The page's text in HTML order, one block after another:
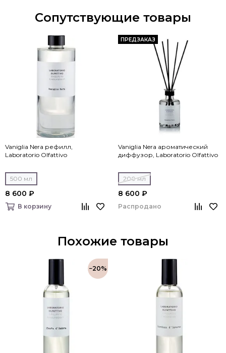
Сопутствующие товары
Vaniglia Nera рефилл,
Laboratorio Olfattivo
500 мл
8 600 ₽
В корзину
ПРЕДЗАКАЗ
Vaniglia Nera ароматический
диффузор, Laboratorio Olfattivo
200 мл
8 600 ₽
Распродано
Похожие товары
−20%